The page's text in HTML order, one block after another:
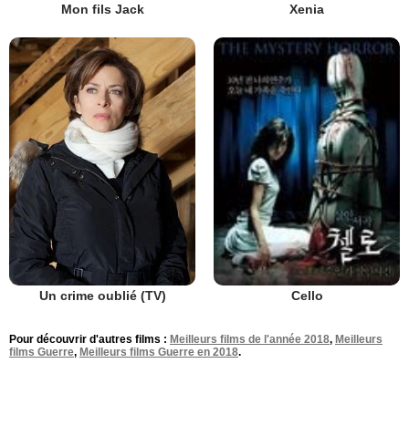
Mon fils Jack Xenia
Un crime oublié (TV) Cello
Pour découvrir d'autres films : Meilleurs films de l'année 2018, Meilleurs
films Guerre, Meilleurs films Guerre en 2018.